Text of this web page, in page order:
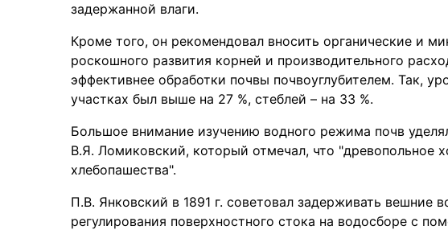
задержанной влаги.
Кроме того, он рекомендовал вносить органические и
роскошного развития корней и производительного
эффективнее обработки почвы почвоуглубителем. Так,
участках был выше на 27 %, стеблей – на 33 %.
Большое внимание изучению водного режима почв
В.Я. Ломиковский, который отмечал, что "древопольное
хлебопашества".
П.В. Янковский в 1891 г. советовал задерживать вешние
регулирования поверхностного стока на водосборе с